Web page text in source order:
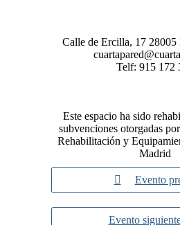
Calle de Ercilla, 17 28005
Telf: 915 172
Este espacio ha sido
subvenciones otorgadas
Rehabilitación y
Madrid
Evento
Evento